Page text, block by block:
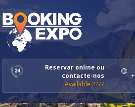
Reservar online ou
contacte-nos
Available 24/7